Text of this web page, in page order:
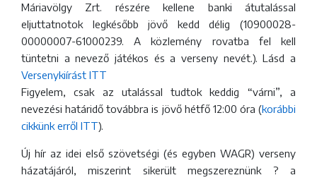
Máriavölgy Zrt. részére kellene banki átutalással
eljuttatnotok legkésőbb jövő kedd délig (10900028-
00000007-61000239. A közlemény rovatba fel kell
tüntetni a nevező játékos és a verseny nevét.). Lásd a
Versenykiírást ITT
Figyelem, csak az utalással tudtok keddig “várni”, a
nevezési határidő továbbra is jövő hétfő 12:00 óra (korábbi
cikkünk erről ITT).
Új hír az idei első szövetségi (és egyben WAGR) verseny
házatájáról, miszerint sikerült megszereznünk ? a